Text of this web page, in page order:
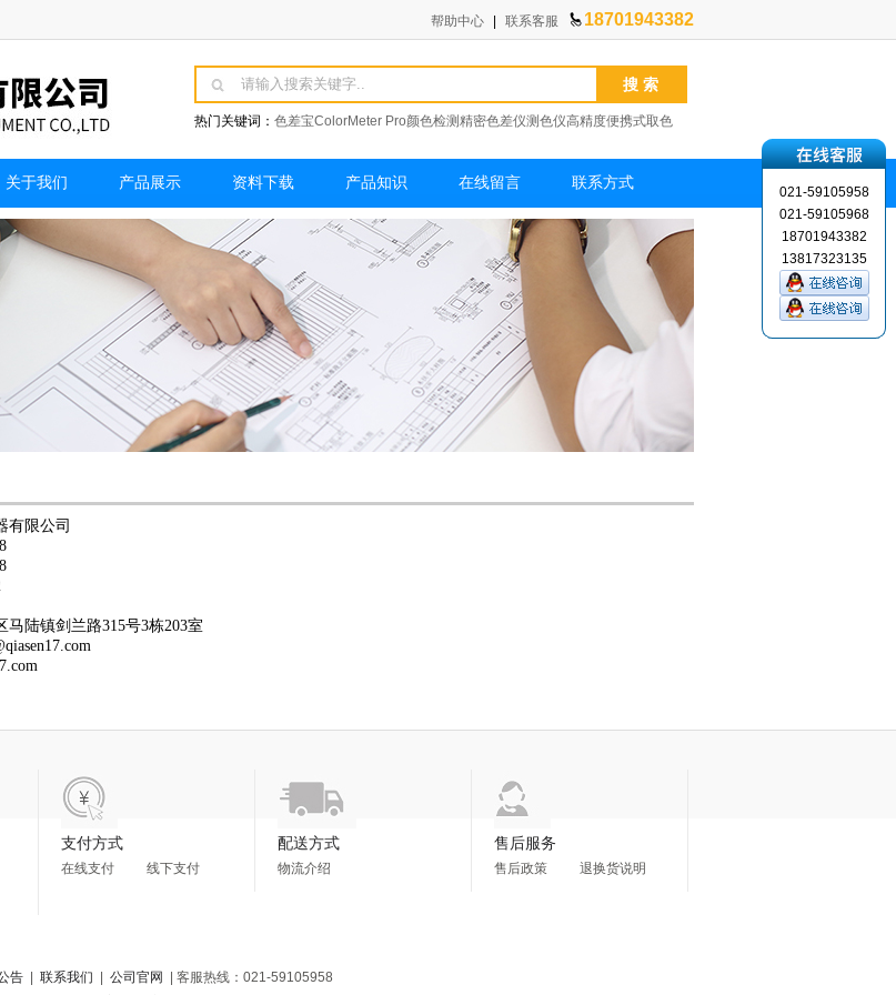
帮助中心 联系客服 18701943382
热门关键词： 色差宝ColorMeter Pro颜色检测精密色差仪测色仪高精度便携式取色
器 Brookfield博勒飞DVNEXT粘度计 XT-300实验室涂布机 日本东机TVC-10便
携式粘度计
关于我们 产品展示 资料下载 产品知识 在线留言 联系方式
限公司
陆镇剑兰路315号3栋203室
支付方式
在线支付 线下支付
配送方式
物流介绍
售后服务
售后政策 退换货说明
告 联系我们 公司官网
| 客服热线：021-59105958
021-59105958
021-59105968
18701943382
13817323135